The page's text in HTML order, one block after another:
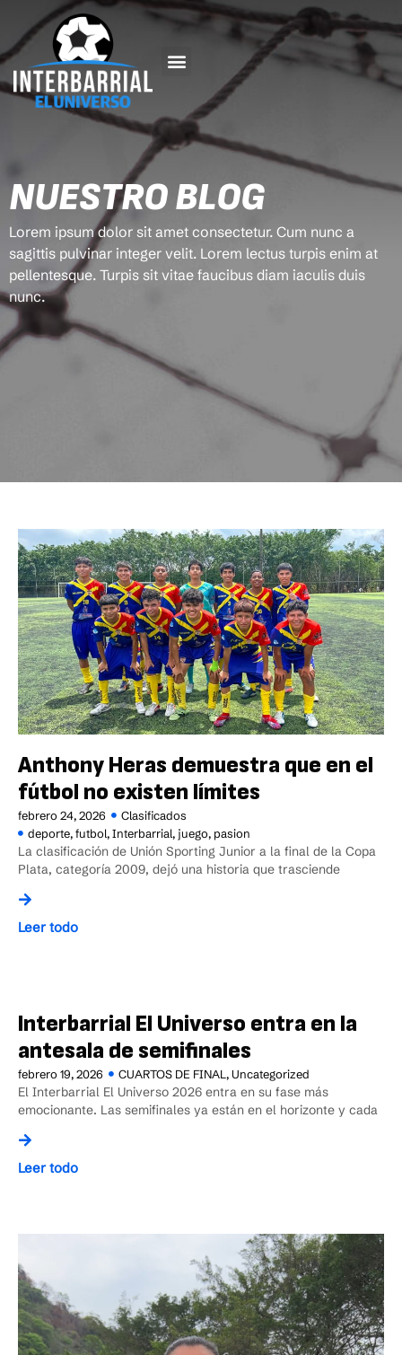
NUESTRO BLOG
Lorem ipsum dolor sit amet consectetur. Cum nunc a
sagittis pulvinar integer velit. Lorem lectus turpis enim at
pellentesque. Turpis sit vitae faucibus diam iaculis duis
nunc.
Anthony Heras demuestra que en el
fútbol no existen límites
febrero 24, 2026
Clasificados
deporte,futbol,Interbarrial, juego, pasion
La clasificación de Unión Sporting Junior a la final de la Copa
Plata, categoría 2009, dejó una historia que trasciende
Leer todo
Interbarrial El Universo entra en la
antesala de semifinales
febrero 19, 2026 CUARTOS DE FINAL ,Uncategorized
El Interbarrial El Universo 2026 entra en su fase más
emocionante. Las semifinales ya están en el horizonte y cada
Leer todo